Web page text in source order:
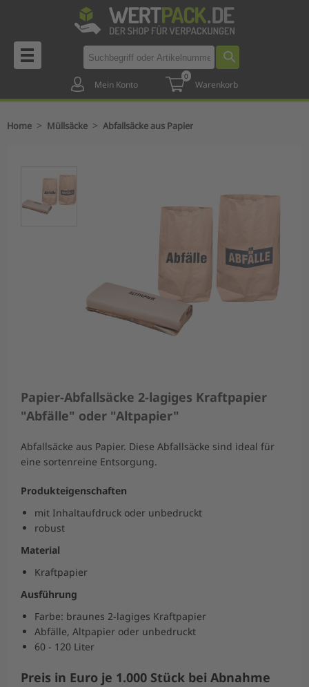
Mein Konto
0
Warenkorb
Home > Müllsäcke > Abfallsäcke aus Papier
Papier-Abfallsäcke 2-lagiges Kraftpapier
"Abfälle" oder "Altpapier"
Abfallsäcke aus Papier. Diese Abfallsäcke sind ideal für
eine sortenreine Entsorgung.
Produkteigenschaften
mit Inhaltaufdruck oder unbedruckt
robust
Material
Kraftpapier
Ausführung
Farbe: braunes 2-lagiges Kraftpapier
Abfälle, Altpapier oder unbedruckt
60 - 120 Liter
Preis in Euro je 1.000 Stück bei Abnahme